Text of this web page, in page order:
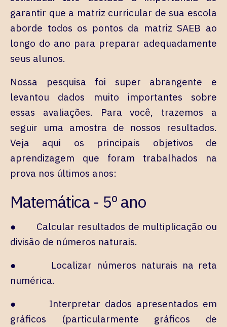
garantir que a matriz curricular de sua escola
aborde todos os pontos da matriz SAEB ao
longo do ano para preparar adequadamente
seus alunos.
Nossa pesquisa foi super abrangente e
levantou dados muito importantes sobre
essas avaliações. Para você, trazemos a
seguir uma amostra de nossos resultados.
Veja aqui os principais objetivos de
aprendizagem que foram trabalhados na
prova nos últimos anos:
Matemática - 5º ano
● Calcular resultados de multiplicação ou
divisão de números naturais.
● Localizar números naturais na reta
numérica.
● Interpretar dados apresentados em
gráficos (particularmente gráficos de